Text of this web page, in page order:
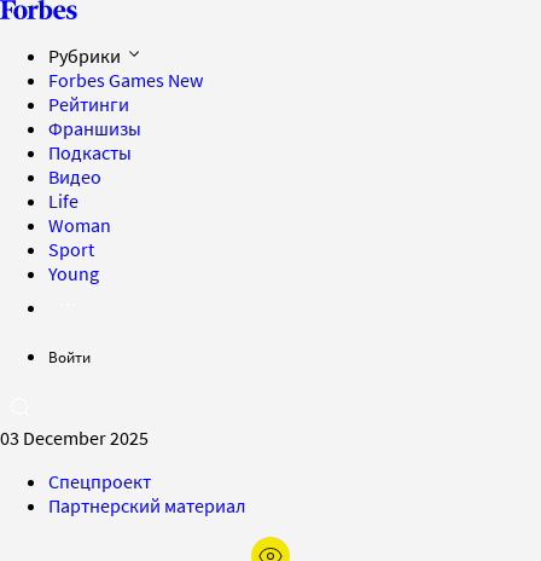
Рубрики
Forbes Games New
Рейтинги
Франшизы
Подкасты
Видео
Life
Woman
Sport
Young
Войти
03 December 2025
Спецпроект
Партнерский материал